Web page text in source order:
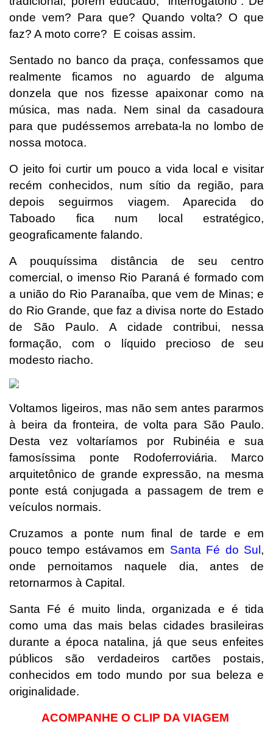
onde vem? Para que? Quando volta? O que
faz? A moto corre? E coisas assim.
Sentado no banco da praça, confessamos que
realmente ficamos no aguardo de alguma
donzela que nos fizesse apaixonar como na
música, mas nada. Nem sinal da casadoura
para que pudéssemos arrebata-la no lombo de
nossa motoca.
O jeito foi curtir um pouco a vida local e visitar
recém conhecidos, num sítio da região, para
depois seguirmos viagem. Aparecida do
Taboado fica num local estratégico,
geograficamente falando.
A pouquíssima distância de seu centro
comercial, o imenso Rio Paraná é formado com
a união do Rio Paranaíba, que vem de Minas; e
do Rio Grande, que faz a divisa norte do Estado
de São Paulo. A cidade contribui, nessa
formação, com o líquido precioso de seu
modesto riacho.
Voltamos ligeiros, mas não sem antes pararmos
à beira da fronteira, de volta para São Paulo.
Desta vez voltaríamos por Rubinéia e sua
famosíssima ponte Rodoferroviária. Marco
arquitetônico de grande expressão, na mesma
ponte está conjugada a passagem de trem e
veículos normais.
Cruzamos a ponte num final de tarde e em
pouco tempo estávamos em Santa Fé do Sul,
onde pernoitamos naquele dia, antes de
retornarmos à Capital.
Santa Fé é muito linda, organizada e é tida
como uma das mais belas cidades brasileiras
durante a época natalina, já que seus enfeites
públicos são verdadeiros cartões postais,
conhecidos em todo mundo por sua beleza e
originalidade.
ACOMPANHE O CLIP DA VIAGEM